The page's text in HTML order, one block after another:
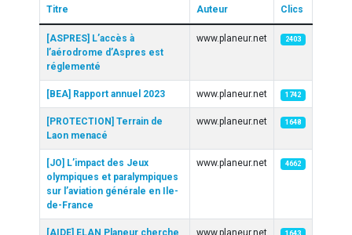
Titre Auteur Clics
[ASPRES] L’accès à
l’aérodrome d’Aspres est
réglementé
www.planeur.net 2403
[BEA] Rapport annuel 2023 www.planeur.net 1742
[PROTECTION] Terrain de
Laon menacé
www.planeur.net 1648
[JO] L’impact des Jeux
olympiques et paralympiques
sur l’aviation générale en Ile-
de-France
www.planeur.net 4662
[AIDE] ELAN Planeur cherche www.planeur.net 1643